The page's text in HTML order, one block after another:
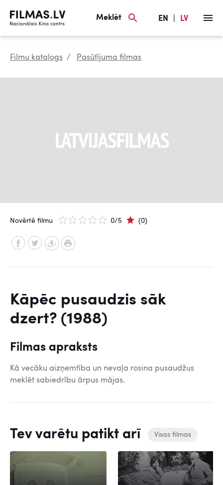
Meklēt EN LV
Filmu katalogs Pasūtījuma filmas
Novērtē filmu 0/5 (0)
Kāpēc pusaudzis sāk
dzert? (1988)
Filmas apraksts
Kā vecāku aizņemtība un nevaļa rosina pusaudžus
meklēt sabiedrību ārpus mājas.
Tev varētu patikt arī Visas filmas